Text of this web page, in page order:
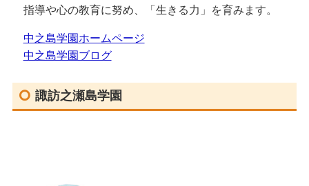
指導や心の教育に努め、「生きる力」を育みます。
中之島学園ホームページ
中之島学園ブログ
諏訪之瀬島学園